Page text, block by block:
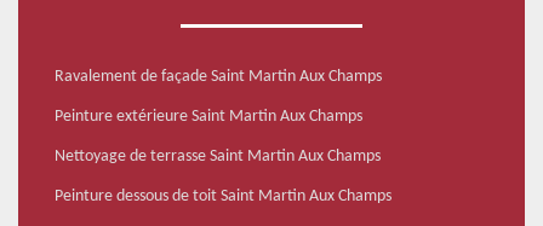
Ravalement de façade Saint Martin Aux Champs
Peinture extérieure Saint Martin Aux Champs
Nettoyage de terrasse Saint Martin Aux Champs
Peinture dessous de toit Saint Martin Aux Champs